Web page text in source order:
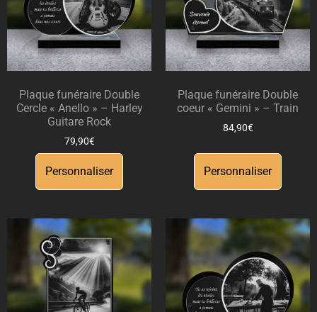
Plaque funéraire Double
Cercle « Anello » – Harley
Guitare Rock
79,90€
Personnaliser
Plaque funéraire Double
coeur « Gemini » – Train
84,90€
Personnaliser